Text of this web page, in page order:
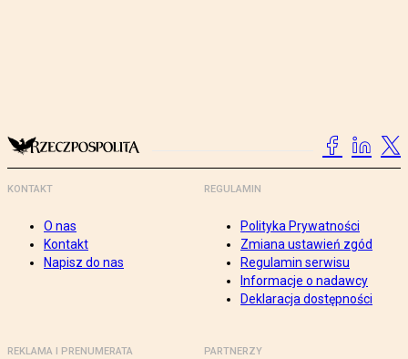
KONTAKT
O nas
Kontakt
Napisz do nas
REGULAMIN
Polityka Prywatności
Zmiana ustawień zgód
Regulamin serwisu
Informacje o nadawcy
Deklaracja dostępności
REKLAMA I PRENUMERATA PARTNERZY